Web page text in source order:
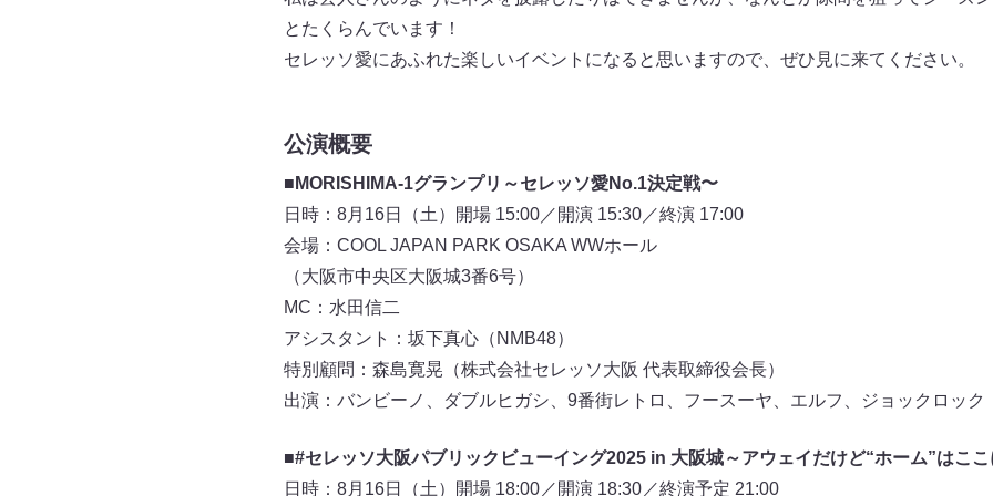
とたくらんでいます！
セレッソ愛にあふれた楽しいイベントになると思いますので、ぜひ見に来てください。
公演概要
■MORISHIMA-1グランプリ～セレッソ愛No.1決定戦〜
日時：8月16日（土）開場 15:00／開演 15:30／終演 17:00
会場：COOL JAPAN PARK OSAKA WWホール
（大阪市中央区大阪城3番6号）
MC：水田信二
アシスタント：坂下真心（NMB48）
特別顧問：森島寛晃（株式会社セレッソ大阪 代表取締役会長）
出演：バンビーノ、ダブルヒガシ、9番街レトロ、フースーヤ、エルフ、ジョックロック
■#セレッソ大阪パブリックビューイング2025 in 大阪城～アウェイだけど“ホーム”はこ
日時：8月16日（土）開場 18:00／開演 18:30／終演予定 21:00